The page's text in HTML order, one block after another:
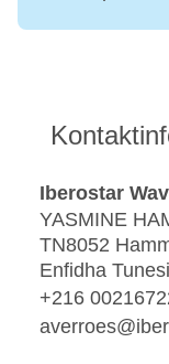
Iberostar
YASMINE
TN8052
Enfidha
+216